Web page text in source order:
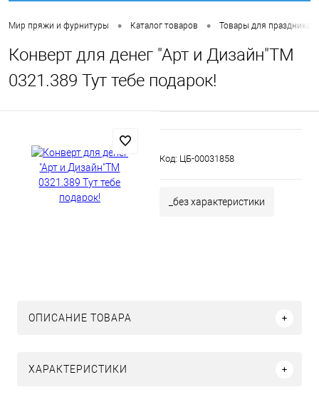
Мир пряжи и фурнитуры • Каталог товаров • Товары для праздника.
Конверт для денег "Арт и Дизайн"ТМ
0321.389 Тут тебе подарок!
Код: ЦБ-00031858
_без характеристики
ОПИСАНИЕ ТОВАРА
ХАРАКТЕРИСТИКИ